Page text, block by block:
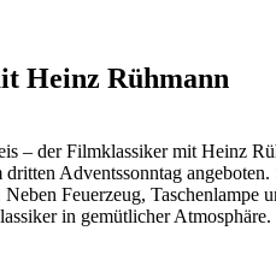
Heinz Rühmann
– der Filmklassiker mit Heinz
Adventssonntag
Feuerzeug,
in gemütlicher Atmosphäre.